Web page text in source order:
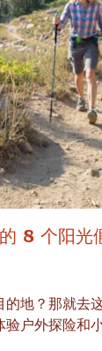
8 个阳光
的地？那就去
验户外探险和